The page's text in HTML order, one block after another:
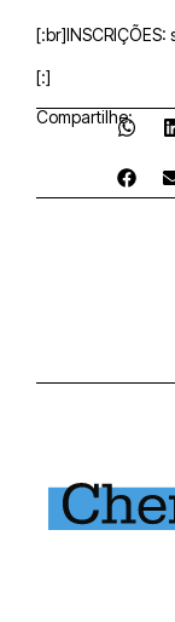
[:]
Compartilhe: